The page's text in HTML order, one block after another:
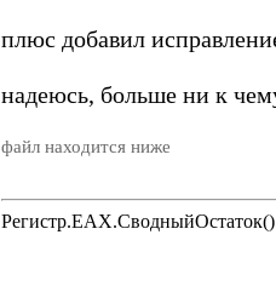
плюс добавил
надеюсь, больше ни к
файл находится ниже
Регистр.EAX.СводныйОстаток()